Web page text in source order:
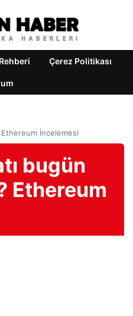
Çerez Politikası
İncelemesi
bugün
Ethereum